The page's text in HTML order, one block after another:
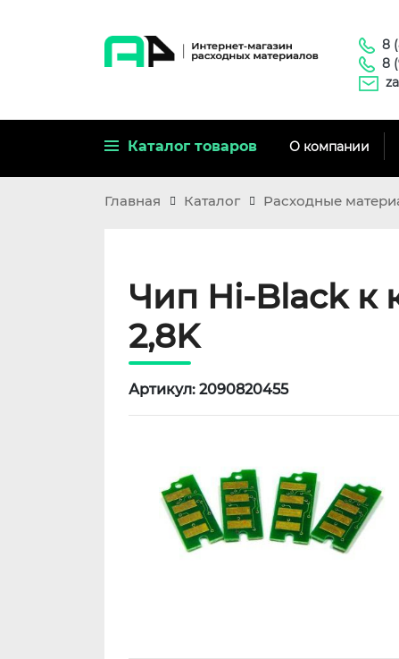
8
8
Каталог товаров О компании
Главная Каталог Расходные
Чип Hi-Black к
2,8K
Артикул: 2090820455